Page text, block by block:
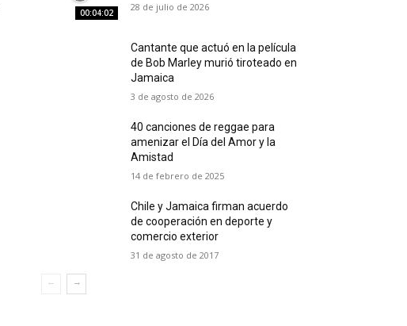
00:04:02
28 de julio de 2026
Cantante que actuó en la película
de Bob Marley murió tiroteado en
Jamaica
3 de agosto de 2026
40 canciones de reggae para
amenizar el Día del Amor y la
Amistad
14 de febrero de 2025
Chile y Jamaica firman acuerdo
de cooperación en deporte y
comercio exterior
31 de agosto de 2017